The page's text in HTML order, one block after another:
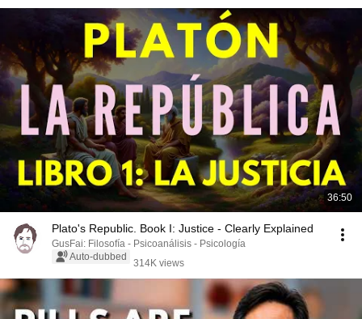
36:50
Plato's Republic. Book I: Justice - Clearly Explained
GusFai: Filosofía - Psicoanálisis - Psicología
Auto-dubbed
314K views